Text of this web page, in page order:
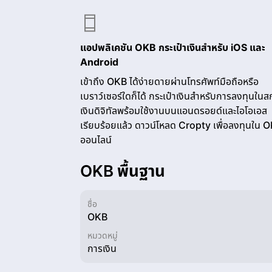
แอปพลิเคชัน OKB กระเป๋าเงินสำหรับ iOS และ
Android
เข้าถึง OKB ได้ง่ายดายผ่านโทรศัพท์มือถือหรือ
เบราว์เซอร์ใดก็ได้ กระเป๋าเงินสำหรับการลงทุนใน
เงินดิจิทัลพร้อมใช้งานบนแอนดรอยด์และไอโอเอส
เรียบร้อยแล้ว ดาวน์โหลด Cropty เพื่อลงทุนใน
ออนไลน์
OKB พื้นฐาน
ชื่อ
OKB
หมวดหมู่
การเงิน